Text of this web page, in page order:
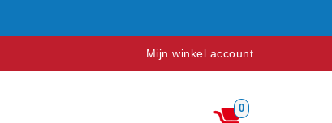
Mijn winkel account
0